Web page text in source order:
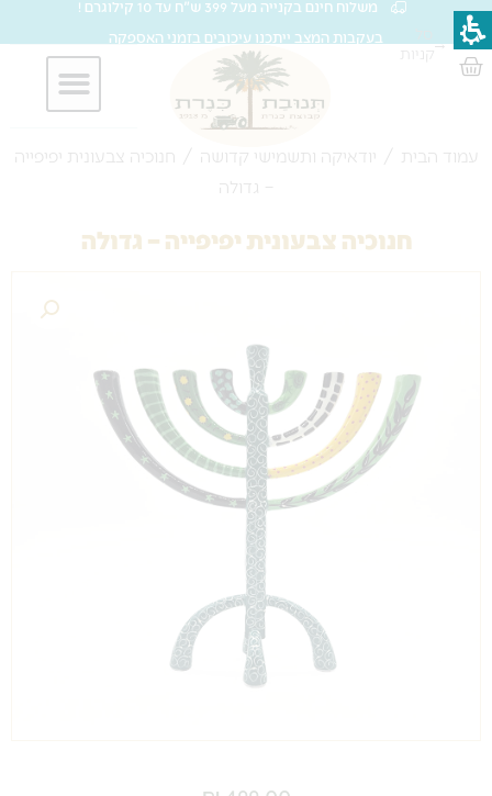
דילוג
לתוכן
משלוח חינם בקנייה מעל 399 ש"ח עד 10 קילוגרם !
בעקבות המצב ייתכנו עיכובים בזמני האספקה
עגלת
סל
→
קניות
עמוד הבית / יודאיקה ותשמישי קדושה / חנוכיה צבעונית יפיפייה
– גדולה
חנוכיה צבעונית יפיפייה – גדולה